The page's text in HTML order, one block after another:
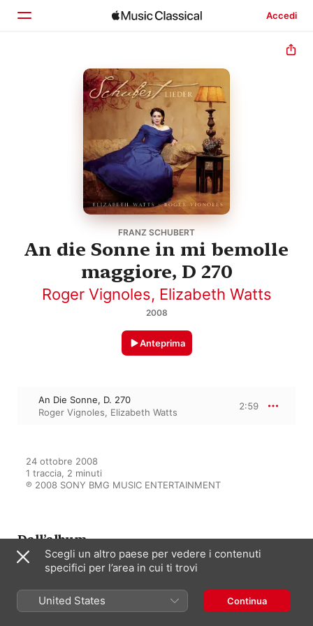
Accedi
FRANZ SCHUBERT
An die Sonne in mi bemolle
maggiore, D 270
Roger Vignoles, Elizabeth Watts
2008
Anteprima
An Die Sonne, D. 270
Roger Vignoles, Elizabeth Watts
2:59
24 ottobre 2008
1 traccia, 2 minuti
℗ 2008 SONY BMG MUSIC ENTERTAINMENT
Dall’album
Schubert: Lieder
Roger Vignoles,Elizabeth Watts
Scegli un altro paese per vedere i contenuti
specifici per l’area in cui ti trovi
United States Continua